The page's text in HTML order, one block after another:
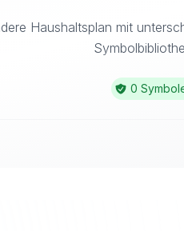
Haushaltsplan mit
0